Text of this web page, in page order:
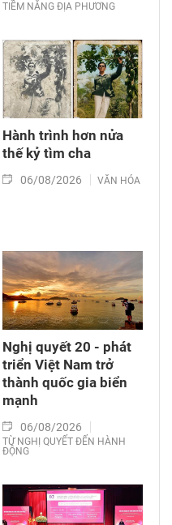
TIỀM NĂNG ĐỊA PHƯƠNG
Hành trình hơn nửa
thế kỷ tìm cha
06/08/2026 VĂN HÓA
Nghị quyết 20 - phát
triển Việt Nam trở
thành quốc gia biển
mạnh
06/08/2026
TỪ NGHỊ QUYẾT ĐẾN HÀNH
ĐỘNG